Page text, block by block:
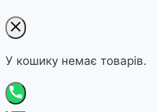
У кошику немає товарів.